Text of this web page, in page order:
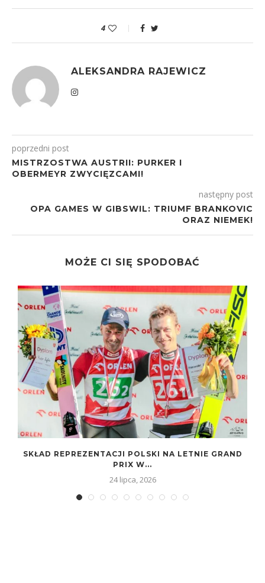
4
ALEKSANDRA RAJEWICZ
poprzedni post
MISTRZOSTWA AUSTRII: PURKER I
OBERMEYR ZWYCIĘZCAMI!
następny post
OPA GAMES W GIBSWIL: TRIUMF BRANKOVIC
ORAZ NIEMEK!
MOŻE CI SIĘ SPODOBAĆ
SKŁAD REPREZENTACJI POLSKI NA LETNIE GRAND
PRIX W...
24 lipca, 2026